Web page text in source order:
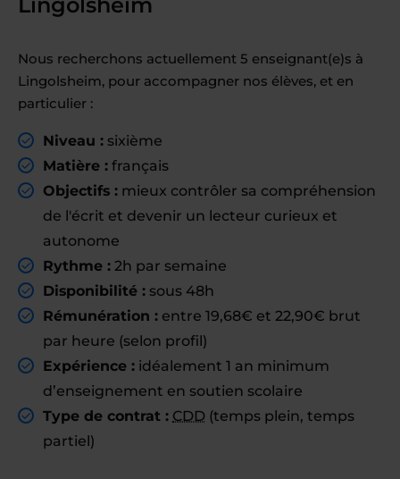
Nous recherchons actuellement 5 enseignant(e)s à
Lingolsheim, pour accompagner nos élèves, et en
particulier :
Niveau : sixième
Matière : français
Objectifs : mieux contrôler sa compréhension
de l'écrit et devenir un lecteur curieux et
autonome
Rythme : 2h par semaine
Disponibilité : sous 48h
Rémunération : entre 19,68€ et 22,90€ brut
par heure (selon profil)
Expérience : idéalement 1 an minimum
d’enseignement en soutien scolaire
Type de contrat : CDD (temps plein, temps
partiel)